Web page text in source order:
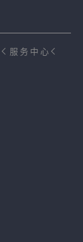
服务中心